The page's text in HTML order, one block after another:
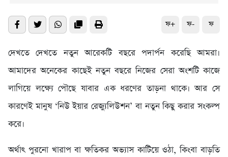
ফ+ ফ- ফ
দেখতে দেখতে নতুন আরেকটি বছরে পদার্পন করেছি আমরা।
আমাদের অনেকের কাছেই নতুন বছরে নিজের সেরা অংশটি কাজে
লাগিয়ে লক্ষ্যে পৌছে যাবার এক ধরণের তাড়না থাকে। আর সে
কারণেই মানুষ ‘নিউ ইয়ার রেজ্যুলিউশন’ বা নতুন কিছু করার সংকল্প
করে।
অর্থাৎ পুরনো খারাপ বা ক্ষতিকর অভ্যাস কাটিয়ে ওঠা, কিংবা বাড়তি